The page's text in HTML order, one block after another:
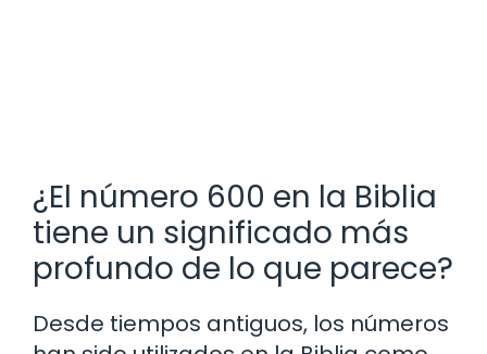
¿El número 600 en la Biblia
tiene un significado más
profundo de lo que parece?
Desde tiempos antiguos, los números